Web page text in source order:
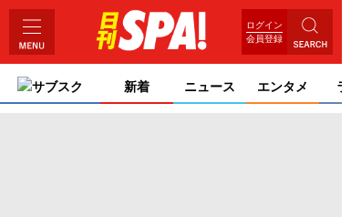
ログイン
会員登録
サブスク 新着 ニュース エンタメ ライ